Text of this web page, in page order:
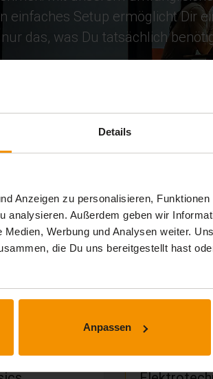
Details
Anzeigen zu personalisieren,
analysieren. Außerdem geben wir
Werbung und Analysen weiter.
die Du uns bereitgestellt hast
Anpassen
einfaches Setup ermöglicht Dir
das, was Du tatsächlich